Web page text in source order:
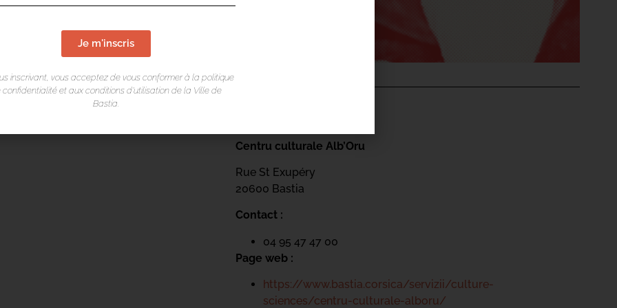
Centru culturale Alb’Oru
Rue St Exupéry
20600 Bastia
Contact :
04 95 47 47 00
Page web :
https://www.bastia.corsica/servizii/culture-
sciences/centru-culturale-alboru/
Je m'inscris
inscrivant, vous acceptez de vous conformer à la politique
confidentialité et aux conditions d’utilisation de la Ville de
Bastia.